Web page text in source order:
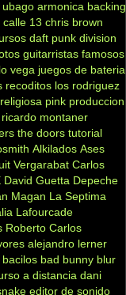
ubago armonica backing
calle 13 chris brown
daft punk division
guitarristas famosos
vega juegos de bateria
recoditos los rodriguez
pink produccion
ricardo montaner
the doors tutorial
Alkilados Ases
Vergarabat Carlos
David Guetta Depeche
Magan La Septima
Lafourcade
Roberto Carlos
alejandro lerner
bacilos bad bunny blur
a distancia dani
editor de sonido